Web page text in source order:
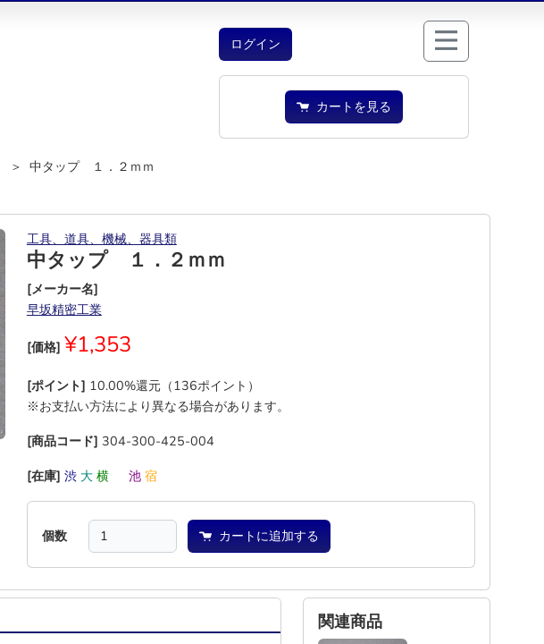
ログイン
カートを見る
＞ 中タップ １．２ｍｍ
工具、道具、機械、器具類
中タップ １．２ｍｍ
[メーカー名]
早坂精密工業
[価格] ¥1,353
[ポイント] 10.00%還元（136ポイント）
※お支払い方法により異なる場合があります。
[商品コード] 304-300-425-004
[在庫] 渋 大 横 池 宿
個数 カートに追加する
関連商品